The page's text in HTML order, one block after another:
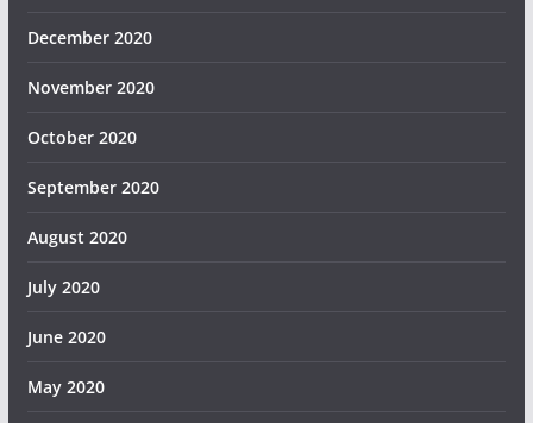
December 2020
November 2020
October 2020
September 2020
August 2020
July 2020
June 2020
May 2020